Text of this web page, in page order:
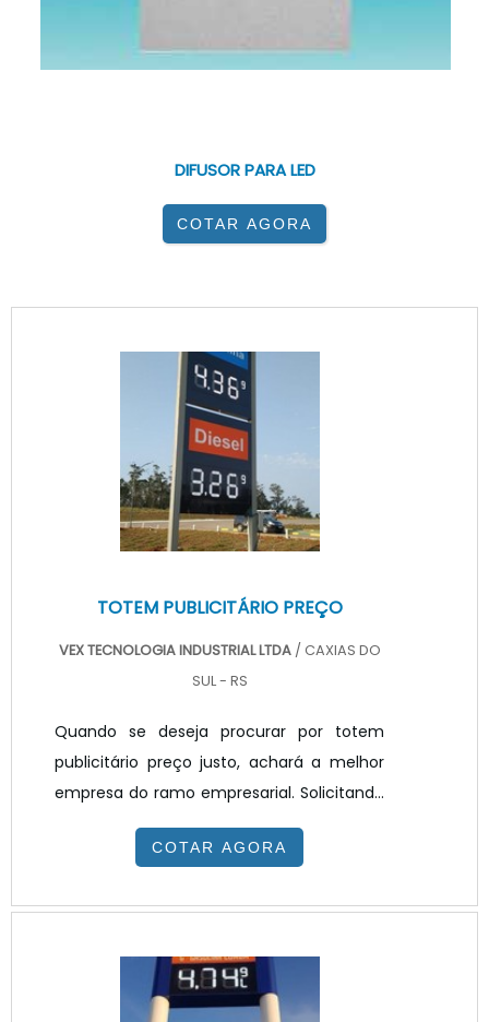
DIFUSOR PARA LED
COTAR AGORA
TOTEM PUBLICITÁRIO PREÇO
VEX TECNOLOGIA INDUSTRIAL LTDA / CAXIAS DO
SUL - RS
Quando se deseja procurar por totem
publicitário preço justo, achará a melhor
empresa do ramo empresarial. Solicitando
um orçamento na melhor empresa do
segmento e encontrando a melhor em
interesse é por totem publicitário preço
Tecnologia poderá encontrar ótima
qualidade com resolução de problemas
COTAR AGORA